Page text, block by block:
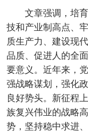
文章强调，培
技和产业制高点、
质生产力、建设现
品质、促进人的全
要意义。近年来，
强战略谋划，强化
良好势头。新征程
族复兴伟业的战略
势，坚持稳中求进